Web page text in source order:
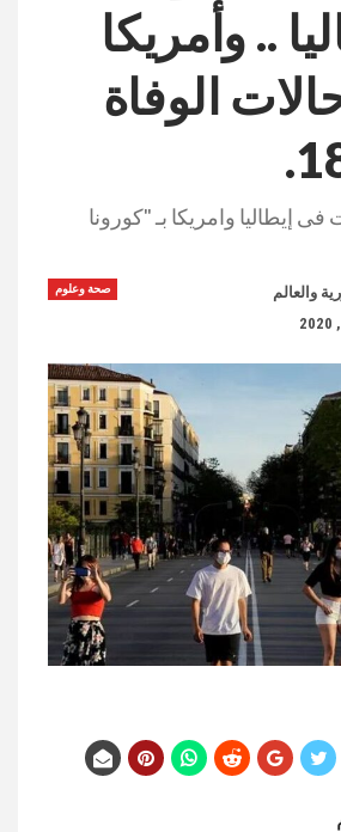
.. وأمريكا
الوفاة
فى إيطاليا وامريكا بـ "كورونا
صحة وعلوم
والعالم